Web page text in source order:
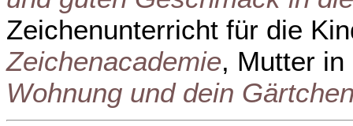
Zeichenunterricht für die
Zeichenacademie, Mutter
Wohnung und dein